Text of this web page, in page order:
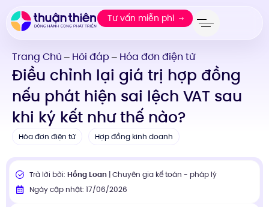
Tư vấn miễn phí
Trang Chủ — Hỏi đáp — Hóa đơn điện tử
Điều chỉnh lại giá trị hợp đồng
nếu phát hiện sai lệch VAT sau
khi ký kết như thế nào?
Hóa đơn điện tử Hợp đồng kinh doanh
Trả lời bởi: Hồng Loan| Chuyên gia kế toán - pháp lý
Ngày cập nhật: 17/06/2026